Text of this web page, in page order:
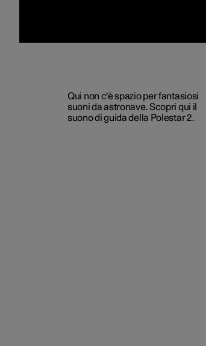
Qui non c'è spazio per fantasiosi
suoni da astronave. Scopri qui il
suono di guida della Polestar 2.